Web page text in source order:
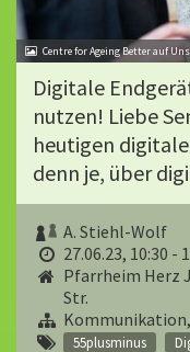
Centre for Ageing Better auf
Digitale
nutzen! Liebe
heutigen
denn je, über
A. Stiehl-Wolf
27.06.23, 10:30 -
Pfarrheim Herz
Str.
55plusminus